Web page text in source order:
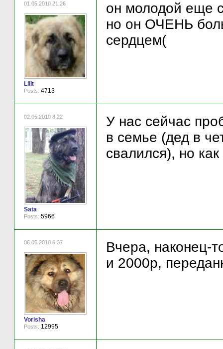
01.05.2010 21:26
Lilit
Posts: 4713
он молодой еще
но он ОЧЕНЬ
сердцем(
02.05.2010 8:22
Sata
Posts: 5966
У нас сейчас
в семье (дед в
свалился), но
06.05.2010 6:37
Vorisha
Posts: 12995
Вчера, наконец-
и 2000р,